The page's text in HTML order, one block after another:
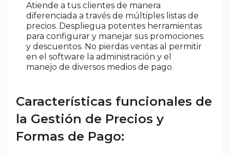
Atiende a tus clientes de manera
diferenciada a través de múltiples listas de
precios. Despliegua potentes herramientas
para configurar y manejar sus promociones
y descuentos. No pierdas ventas al permitir
en el software la administración y el
manejo de diversos medios de pago.
Características funcionales de
la Gestión de Precios y
Formas de Pago: